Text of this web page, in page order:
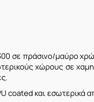
σε πράσινο/μαύρο
χώρους σε
coated και εσωτερικά